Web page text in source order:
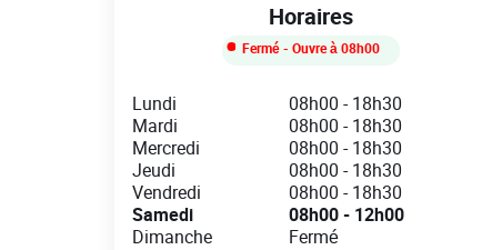
Horaires
Fermé- Ouvre à 08h00
Day of the Week Hours
Lundi 08h00 -18h30
Mardi
08h00 -18h30
Mercredi
08h00 -18h30
Jeudi
08h00 -18h30
Vendredi
08h00 -18h30
Samedi
08h00- 12h00
Dimanche
Fermé